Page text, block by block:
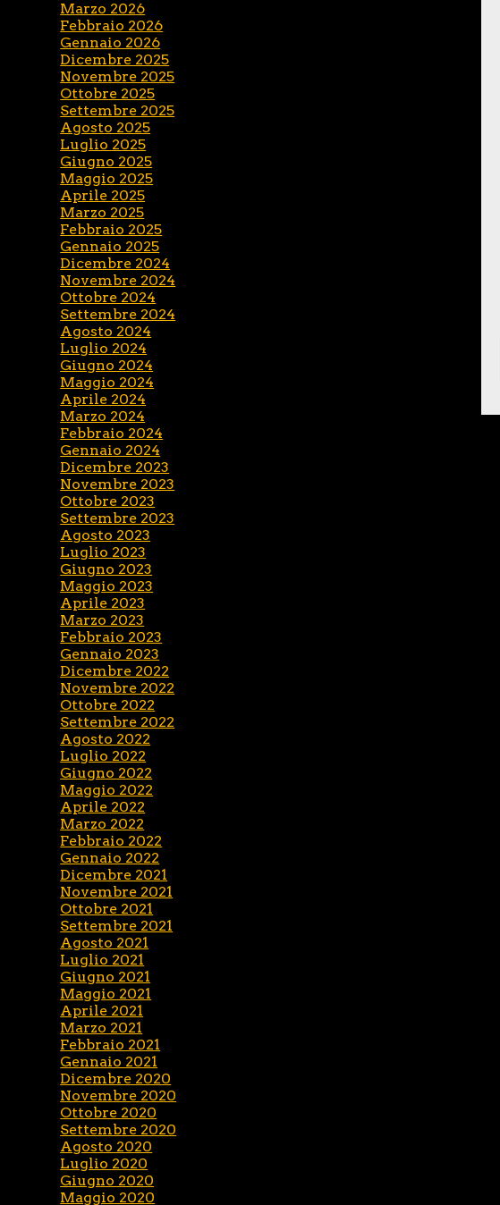
Marzo 2026
Febbraio 2026
Gennaio 2026
Dicembre 2025
Novembre 2025
Ottobre 2025
Settembre 2025
Agosto 2025
Luglio 2025
Giugno 2025
Maggio 2025
Aprile 2025
Marzo 2025
Febbraio 2025
Gennaio 2025
Dicembre 2024
Novembre 2024
Ottobre 2024
Settembre 2024
Agosto 2024
Luglio 2024
Giugno 2024
Maggio 2024
Aprile 2024
Marzo 2024
Febbraio 2024
Gennaio 2024
Dicembre 2023
Novembre 2023
Ottobre 2023
Settembre 2023
Agosto 2023
Luglio 2023
Giugno 2023
Maggio 2023
Aprile 2023
Marzo 2023
Febbraio 2023
Gennaio 2023
Dicembre 2022
Novembre 2022
Ottobre 2022
Settembre 2022
Agosto 2022
Luglio 2022
Giugno 2022
Maggio 2022
Aprile 2022
Marzo 2022
Febbraio 2022
Gennaio 2022
Dicembre 2021
Novembre 2021
Ottobre 2021
Settembre 2021
Agosto 2021
Luglio 2021
Giugno 2021
Maggio 2021
Aprile 2021
Marzo 2021
Febbraio 2021
Gennaio 2021
Dicembre 2020
Novembre 2020
Ottobre 2020
Settembre 2020
Agosto 2020
Luglio 2020
Giugno 2020
Maggio 2020